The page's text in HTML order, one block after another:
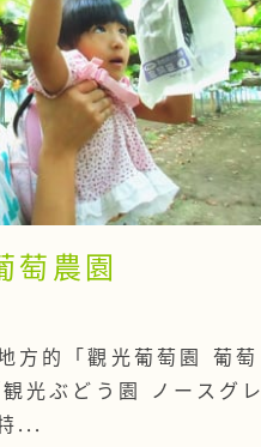
萄農園
方的「觀光葡萄園 葡萄
光ぶどう園 ノースグレ
...